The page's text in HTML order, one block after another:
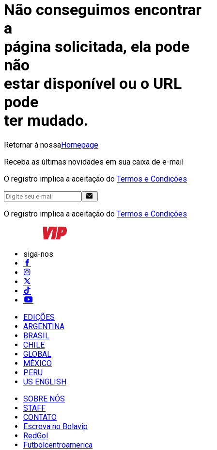
Não conseguimos encontrar
a
página solicitada, ela pode
não
estar disponível ou o URL
pode
ter mudado.
Retornar à nossaHomepage
Receba as últimas novidades em sua caixa de e-mail
O registro implica a aceitação do Termos e Condições
O registro implica a aceitação do Termos e Condições
siga-nos
EDIÇÕES
ARGENTINA
BRASIL
CHILE
GLOBAL
MÉXICO
PERU
US ENGLISH
SOBRE NÓS
STAFF
CONTATO
Escreva no Bolavip
RedGol
Futbolcentroamerica